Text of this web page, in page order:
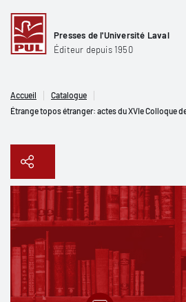
Presses de l'Université Laval
Éditeur depuis 1950
Accueil
Catalogue
Étrange topos étranger: actes du XVIe Colloque
Copier le lien